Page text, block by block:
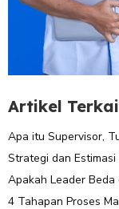
Artikel
Apa itu Supervisor,
Strategi dan
Apakah Leader Beda
4 Tahapan Proses